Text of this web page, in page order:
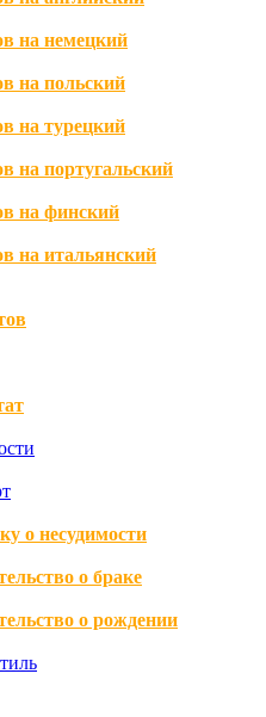
на немецкий
на польский
на турецкий
на португальский
на финский
на итальянский
о несудимости
о браке
о рождении